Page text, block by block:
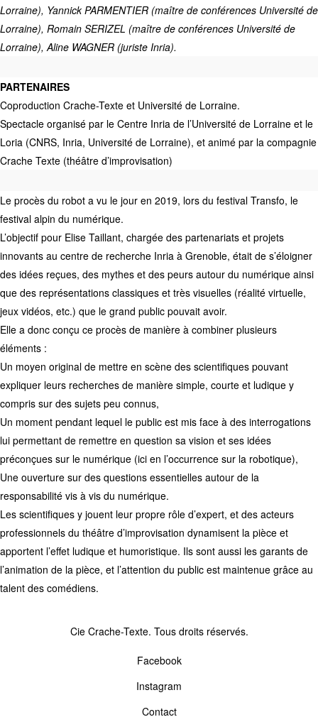
Lorraine), Yannick PARMENTIER (maître de conférences Université de
Lorraine), Romain SERIZEL (maître de conférences Université de
Lorraine), Aline WAGNER (juriste Inria).
PARTENAIRES
Coproduction Crache-Texte et Université de Lorraine.
Spectacle organisé par le Centre Inria de l’Université de Lorraine et le
Loria (CNRS, Inria, Université de Lorraine), et animé par la compagnie
Crache Texte (théâtre d’improvisation)
Le procès du robot a vu le jour en 2019, lors du festival Transfo, le
festival alpin du numérique.
L’objectif pour Elise Taillant, chargée des partenariats et projets
innovants au centre de recherche Inria à Grenoble, était de s’éloigner
des idées reçues, des mythes et des peurs autour du numérique ainsi
que des représentations classiques et très visuelles (réalité virtuelle,
jeux vidéos, etc.) que le grand public pouvait avoir.
Elle a donc conçu ce procès de manière à combiner plusieurs
éléments :
Un moyen original de mettre en scène des scientifiques pouvant
expliquer leurs recherches de manière simple, courte et ludique y
compris sur des sujets peu connus,
Un moment pendant lequel le public est mis face à des interrogations
lui permettant de remettre en question sa vision et ses idées
préconçues sur le numérique (ici en l’occurrence sur la robotique),
Une ouverture sur des questions essentielles autour de la
responsabilité vis à vis du numérique.
Les scientifiques y jouent leur propre rôle d’expert, et des acteurs
professionnels du théâtre d’improvisation dynamisent la pièce et
apportent l’effet ludique et humoristique. Ils sont aussi les garants de
l’animation de la pièce, et l’attention du public est maintenue grâce au
talent des comédiens.
Cie Crache-Texte. Tous droits réservés.
Facebook
Instagram
Contact